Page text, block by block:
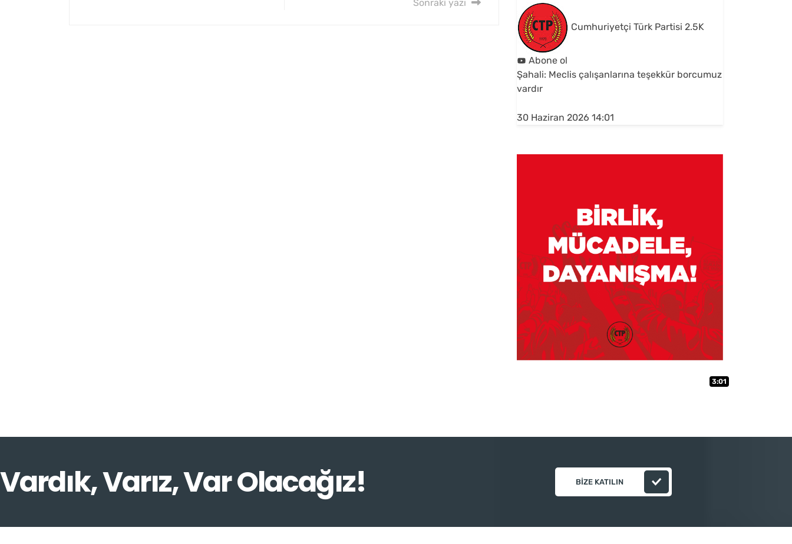
Sonraki yazı
3:01
Cumhuriyetçi Türk Partisi 2.5K
Abone ol
Şahali: Meclis çalışanlarına teşekkür borcumuz
vardır
30 Haziran 2026 14:01
Vardık, Varız, Var Olacağız! BIZE KATILIN